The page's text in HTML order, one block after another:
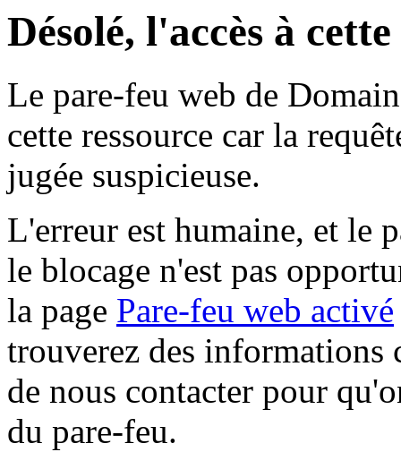
Désolé, l'accès à
Le pare-feu web de
cette ressource car la
jugée suspicieuse.
L'erreur est humaine, et le
le blocage n'est pas
la page Pare-feu web activé
trouverez des informations
de nous contacter pour
du pare-feu.